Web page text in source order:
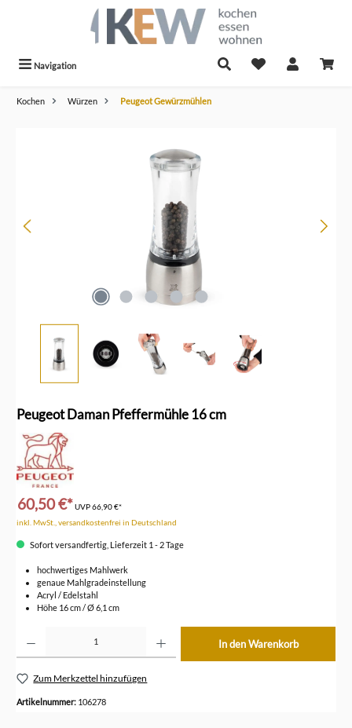
Navigation
Kochen Würzen Peugeot Gewürzmühlen
Peugeot Daman Pfeffermühle 16 cm
60,50 €*UVP66,90 €*
inkl. MwSt., versandkostenfrei in Deutschland
Sofort versandfertig, Lieferzeit 1 - 2 Tage
hochwertiges Mahlwerk
genaue Mahlgradeinstellung
Acryl / Edelstahl
Höhe 16 cm / Ø 6,1 cm
In den Warenkorb
Zum Merkzettel hinzufügen
Artikelnummer: 106278